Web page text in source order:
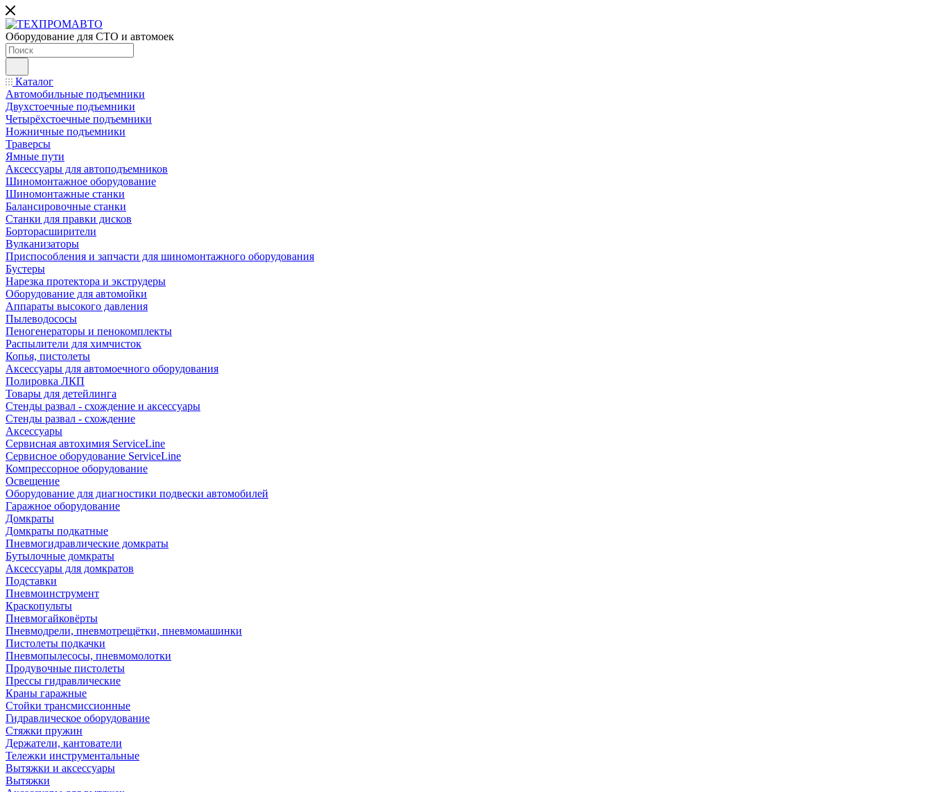
Оборудование для СТО и автомоек
Каталог
Автомобильные подъемники
Двухстоечные подъемники
Четырёхстоечные подъемники
Ножничные подъемники
Траверсы
Ямные пути
Аксессуары для автоподъемников
Шиномонтажное оборудование
Шиномонтажные станки
Балансировочные станки
Станки для правки дисков
Борторасширители
Вулканизаторы
Приспособления и запчасти для шиномонтажного оборудования
Бустеры
Нарезка протектора и экструдеры
Оборудование для автомойки
Аппараты высокого давления
Пылеводососы
Пеногенераторы и пенокомплекты
Распылители для химчисток
Копья, пистолеты
Аксессуары для автомоечного оборудования
Полировка ЛКП
Товары для детейлинга
Стенды развал - схождение и аксессуары
Стенды развал - схождение
Аксессуары
Сервисная автохимия ServiceLine
Сервисное оборудование ServiceLine
Компрессорное оборудование
Освещение
Оборудование для диагностики подвески автомобилей
Гаражное оборудование
Домкраты
Домкраты подкатные
Пневмогидравлические домкраты
Бутылочные домкраты
Аксессуары для домкратов
Подставки
Пневмоинструмент
Краскопульты
Пневмогайковёрты
Пневмодрели, пневмотрещётки, пневмомашинки
Пистолеты подкачки
Пневмопылесосы, пневмомолотки
Продувочные пистолеты
Прессы гидравлические
Краны гаражные
Стойки трансмиссионные
Гидравлическое оборудование
Стяжки пружин
Держатели, кантователи
Тележки инструментальные
Вытяжки и аксессуары
Вытяжки